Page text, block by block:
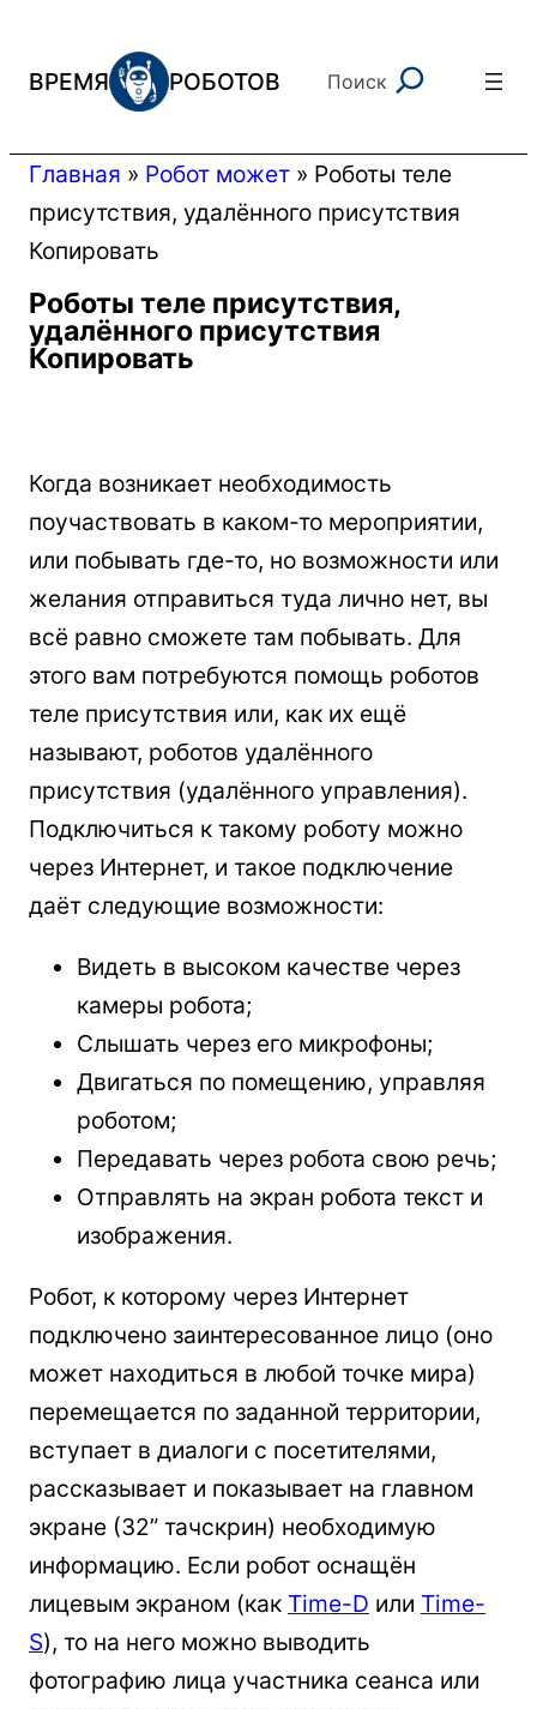
содержимому
ВРЕМЯ РОБОТОВ Поиск Поиск
Главная » Робот может » Роботы теле
присутствия, удалённого присутствия
Копировать
Роботы теле присутствия,
удалённого присутствия
Копировать
Когда возникает необходимость
поучаствовать в каком-то мероприятии,
или побывать где-то, но возможности или
желания отправиться туда лично нет, вы
всё равно сможете там побывать. Для
этого вам потребуются помощь роботов
теле присутствия или, как их ещё
называют, роботов удалённого
присутствия (удалённого управления).
Подключиться к такому роботу можно
через Интернет, и такое подключение
даёт следующие возможности:
Видеть в высоком качестве через
камеры робота;
Слышать через его микрофоны;
Двигаться по помещению, управляя
роботом;
Передавать через робота свою речь;
Отправлять на экран робота текст и
изображения.
Робот, к которому через Интернет
подключено заинтересованное лицо (оно
может находиться в любой точке мира)
перемещается по заданной территории,
вступает в диалоги с посетителями,
рассказывает и показывает на главном
экране (32” тачскрин) необходимую
информацию. Если робот оснащён
лицевым экраном (как Time-D или Time-
S), то на него можно выводить
фотографию лица участника сеанса или